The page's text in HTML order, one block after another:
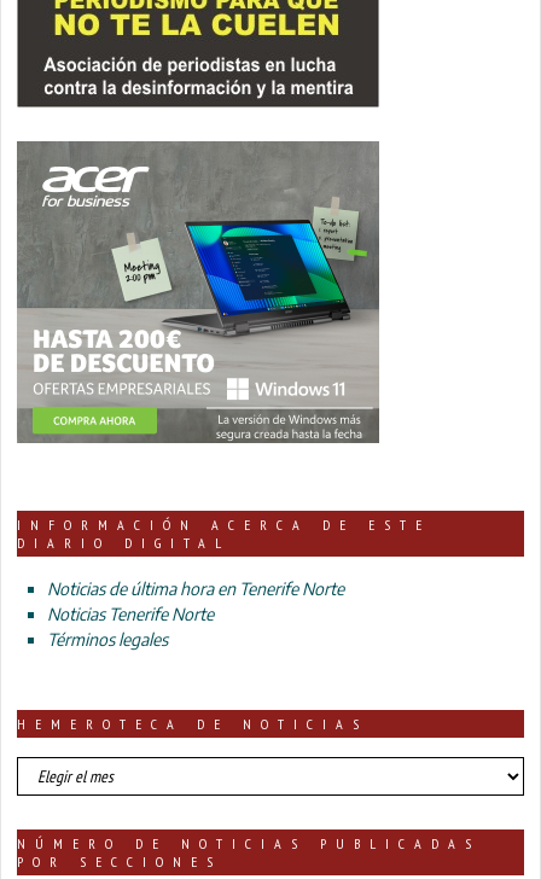
INFORMACIÓN ACERCA DE ESTE
DIARIO DIGITAL
Noticias de última hora en Tenerife Norte
Noticias Tenerife Norte
Términos legales
HEMEROTECA DE NOTICIAS
HEMEROTECA
DE
NÚMERO DE NOTICIAS PUBLICADAS
POR SECCIONES